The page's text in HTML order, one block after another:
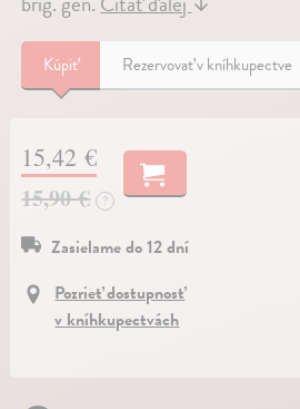
Kúpiť Rezervovať v kníhkupectve
15,42 €
15,90 €
?
Zasielame do 12 dní
Pozrieť dostupnosť
v kníhkupectvách